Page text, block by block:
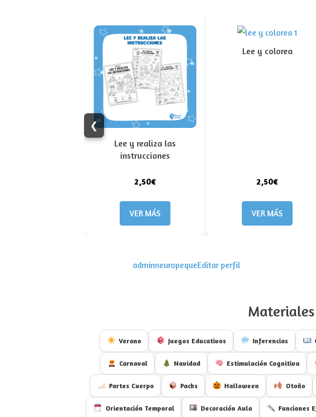
❮
Lee y realiza las
instrucciones
2,50€
VER MÁS
Lee y colorea
2,50€
VER MÁS
adminneuropequeEditar perfil
Verano Juegos Educativos Inferencias
Carnaval Navidad Estimulación Cognitiva
Partes Cuerpo Packs Halloween Otoño
Orientación Temporal Decoración Aula Funciones